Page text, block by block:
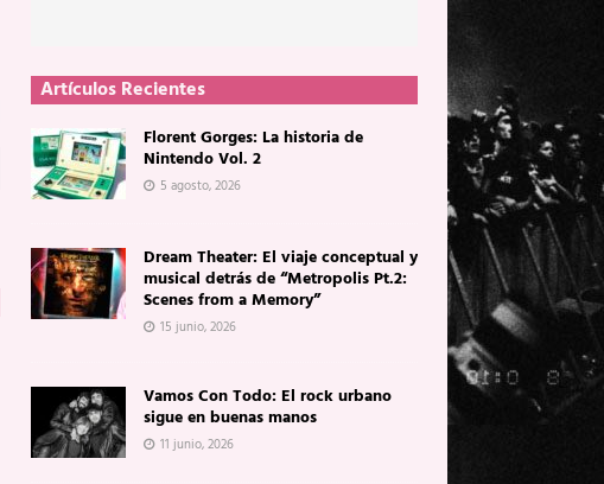
Artículos Recientes
Florent Gorges: La historia de
Nintendo Vol. 2
5 agosto, 2026
Dream Theater: El viaje conceptual y
musical detrás de “Metropolis Pt.2:
Scenes from a Memory”
15 junio, 2026
Vamos Con Todo: El rock urbano
sigue en buenas manos
11 junio, 2026